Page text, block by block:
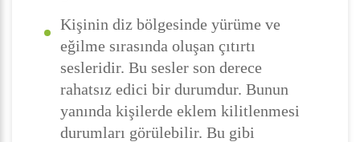
Kişinin diz bölgesinde yürüme ve
eğilme sırasında oluşan çıtırtı
sesleridir. Bu sesler son derece
rahatsız edici bir durumdur. Bunun
yanında kişilerde eklem kilitlenmesi
durumları görülebilir. Bu gibi